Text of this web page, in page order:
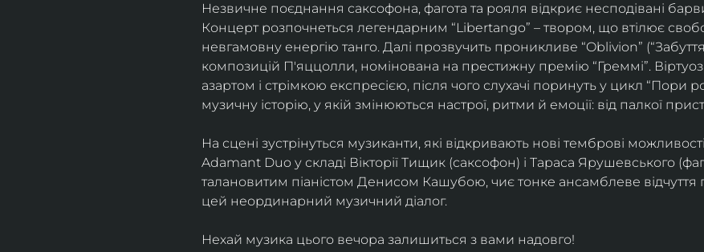
Незвичне поєднання саксофона, фагота та рояля відкриє несподівані
Концерт розпочнеться легендарним “Libertango” – твором, що втілює
невгамовну енергію танго. Далі прозвучить проникливе “Oblivion”
композицій П'яццолли, номінована на престижну премію “Греммі”.
азартом і стрімкою експресією, після чого слухачі поринуть у цикл “Пори
музичну історію, у якій змінюються настрої, ритми й емоції: від палкої
На сцені зустрінуться музиканти, які відкривають нові темброві
Adamant Duo у складі Вікторії Тищик (саксофон) і Тараса Ярушевського
талановитим піаністом Денисом Кашубою, чиє тонке ансамблеве відчуття
цей неординарний музичний діалог.
Нехай музика цього вечора залишиться з вами надовго!